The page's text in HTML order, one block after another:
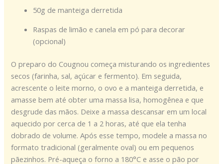
50g de manteiga derretida
Raspas de limão e canela em pó para decorar
(opcional)
O preparo do Cougnou começa misturando os ingredientes
secos (farinha, sal, açúcar e fermento). Em seguida,
acrescente o leite morno, o ovo e a manteiga derretida, e
amasse bem até obter uma massa lisa, homogênea e que
desgrude das mãos. Deixe a massa descansar em um local
aquecido por cerca de 1 a 2 horas, até que ela tenha
dobrado de volume. Após esse tempo, modele a massa no
formato tradicional (geralmente oval) ou em pequenos
pãezinhos. Pré-aqueça o forno a 180°C e asse o pão por